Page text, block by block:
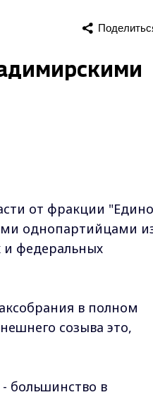
от фракции
однопартийцами
и федеральных
в полном
созыва это,
большинство в